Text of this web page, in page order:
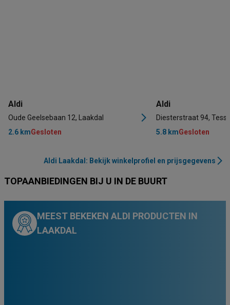
Aldi
Oude Geelsebaan 12, Laakdal
2.6 kmGesloten
Aldi
Diesterstraat 94,
5.8 kmGesloten
Aldi Laakdal: Bekijk winkelprofiel en prijsgegevens
TOPAANBIEDINGEN BIJ U IN DE BUURT
MEEST BEKEKEN ALDI PRODUCTEN IN
LAAKDAL